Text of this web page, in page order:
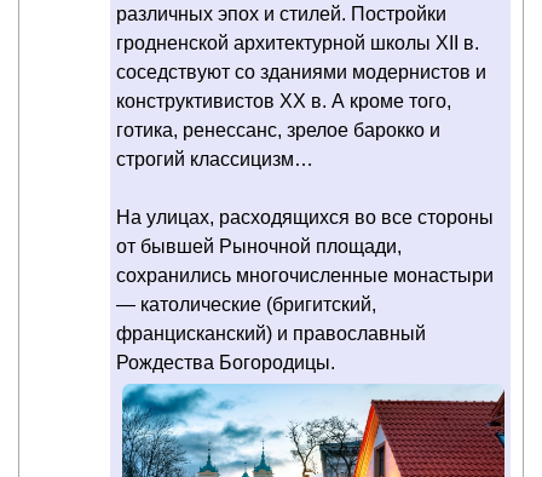
различных эпох и стилей. Постройки
гродненской архитектурной школы XII в.
соседствуют со зданиями модернистов и
конструктивистов XX в. А кроме того,
готика, ренессанс, зрелое барокко и
строгий классицизм…
На улицах, расходящихся во все стороны
от бывшей Рыночной площади,
сохранились многочисленные монастыри
— католические (бригитский,
францисканский) и православный
Рождества Богородицы.